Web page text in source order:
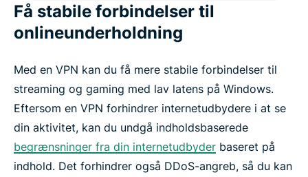
Få stabile forbindelser til
onlineunderholdning
Med en VPN kan du få mere stabile forbindelser til
streaming og gaming med lav latens på Windows.
Eftersom en VPN forhindrer internetudbydere i at se
din aktivitet, kan du undgå indholdsbaserede
begrænsninger fra din internetudbyder baseret på
indhold. Det forhindrer også DDoS-angreb, så du kan